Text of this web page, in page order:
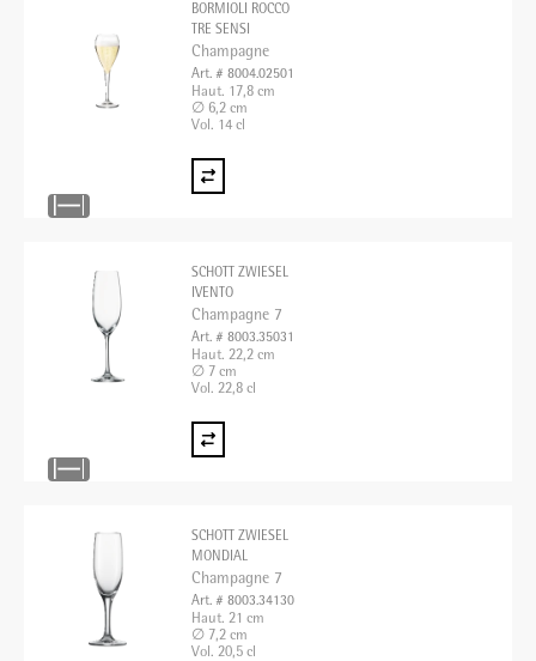
BORMIOLI ROCCO
TRE SENSI
Champagne
Art. # 8004.02501
Haut. 17,8 cm
∅ 6,2 cm
Vol. 14 cl
SCHOTT ZWIESEL
IVENTO
Champagne 7
Art. # 8003.35031
Haut. 22,2 cm
∅ 7 cm
Vol. 22,8 cl
SCHOTT ZWIESEL
MONDIAL
Champagne 7
Art. # 8003.34130
Haut. 21 cm
∅ 7,2 cm
Vol. 20,5 cl